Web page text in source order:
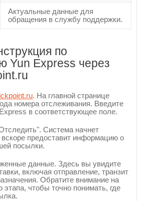
Актуальные данные для
обращения в службу поддержки.
по
Yun Express через
. На главной странице
номера отслеживания. Введите
в соответствующее поле.
Система начнет
вскоре предоставит информацию о
посылки.
данные. Здесь вы увидите
включая отправление, транзит
Обратите внимание на
этапа, чтобы точно понимать, где